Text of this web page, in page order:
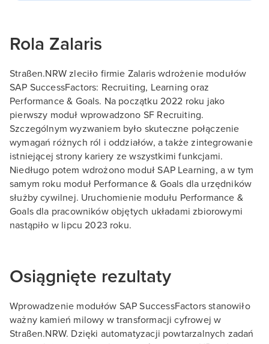
Rola Zalaris
Straßen.NRW zleciło firmie Zalaris wdrożenie modułów
SAP SuccessFactors: Recruiting, Learning oraz
Performance & Goals. Na początku 2022 roku jako
pierwszy moduł wprowadzono SF Recruiting.
Szczególnym wyzwaniem było skuteczne połączenie
wymagań różnych ról i oddziałów, a także zintegrowanie
istniejącej strony kariery ze wszystkimi funkcjami.
Niedługo potem wdrożono moduł SAP Learning, a w tym
samym roku moduł Performance & Goals dla urzędników
służby cywilnej. Uruchomienie modułu Performance &
Goals dla pracowników objętych układami zbiorowymi
nastąpiło w lipcu 2023 roku.
Osiągnięte rezultaty
Wprowadzenie modułów SAP SuccessFactors stanowiło
ważny kamień milowy w transformacji cyfrowej w
Straßen.NRW. Dzięki automatyzacji powtarzalnych zadań